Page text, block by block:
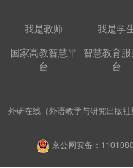
我是教师 我是学
国家高教智慧平
台
智慧教育
台
外研在线（外语教学与研究出版
京公网安备：